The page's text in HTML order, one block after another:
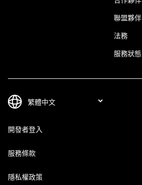
聯盟夥伴
法務
服務狀態
開發者登入
服務條款
隱私權政策